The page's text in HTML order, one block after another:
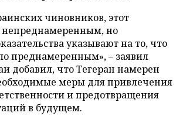
чиновников, этот
но
указывают на то, что
преднамеренным», – заявил
добавил, что Тегеран намерен
меры для привлечения
и предотвращения
в будущем.